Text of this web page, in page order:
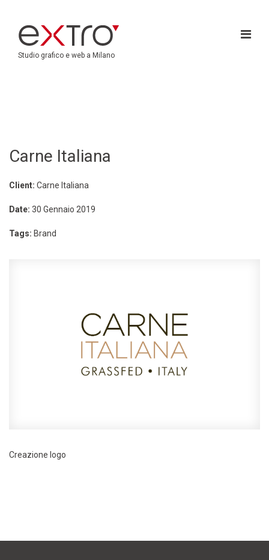
Studio grafico e web a Milano
Carne Italiana
Client: Carne Italiana
Date: 30 Gennaio 2019
Tags: Brand
Creazione logo